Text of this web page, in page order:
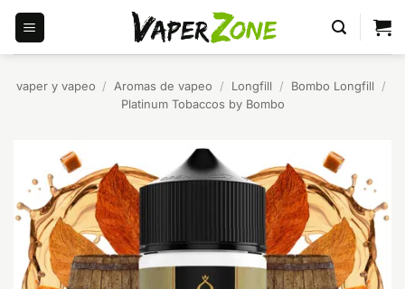
Saltar
contenido
vaper y vapeo / Aromas de vapeo / Longfill / Bombo Longfill
/
Platinum Tobaccos by Bombo